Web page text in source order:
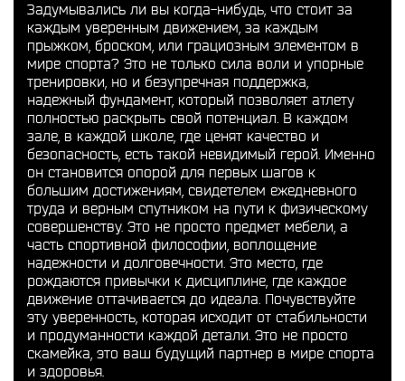
Задумывались ли вы когда-нибудь, что стоит за
каждым уверенным движением, за каждым
прыжком, броском, или грациозным элементом в
мире спорта? Это не только сила воли и упорные
тренировки, но и безупречная поддержка,
надежный фундамент, который позволяет атлету
полностью раскрыть свой потенциал. В каждом
зале, в каждой школе, где ценят качество и
безопасность, есть такой невидимый герой. Именно
он становится опорой для первых шагов к
большим достижениям, свидетелем ежедневного
труда и верным спутником на пути к физическому
совершенству. Это не просто предмет мебели, а
часть спортивной философии, воплощение
надежности и долговечности. Это место, где
рождаются привычки к дисциплине, где каждое
движение оттачивается до идеала. Почувствуйте
эту уверенность, которая исходит от стабильности
и продуманности каждой детали. Это не просто
скамейка, это ваш будущий партнер в мире спорта
и здоровья.